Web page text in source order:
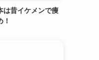
は昔イケメンで痩